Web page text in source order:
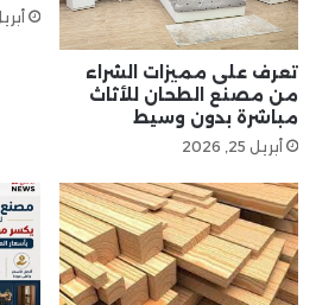
تعرف على مميزات الشراء
من مصنع الطحان للأثاث
مباشرة بدون وسيط
أبريل 25, 2026
أبريل 24,